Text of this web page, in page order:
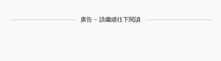
廣告 - 請繼續往下閱讀